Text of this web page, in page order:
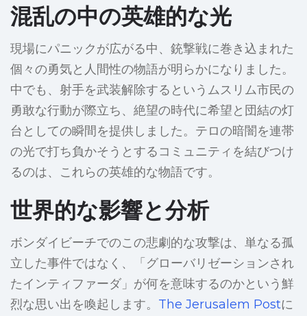
混乱の中の英雄的な光
現場にパニックが広がる中、銃撃戦に巻き込まれた
個々の勇気と人間性の物語が明らかになりました。
中でも、射手を武装解除するというムスリム市民の
勇敢な行動が際立ち、絶望の時代に希望と団結の灯
台としての瞬間を提供しました。テロの暗闇を連帯
の光で打ち負かそうとするコミュニティを結びつけ
るのは、これらの英雄的な物語です。
世界的な影響と分析
ボンダイビーチでのこの悲劇的な攻撃は、単なる孤
立した事件ではなく、「グローバリゼーションされ
たインティファーダ」が何を意味するのかという鮮
烈な思い出を喚起します。 The Jerusalem Postに